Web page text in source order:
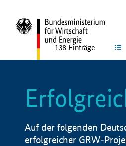
138 Einträge
Auf der folgenden
erfolgreicher GRW-